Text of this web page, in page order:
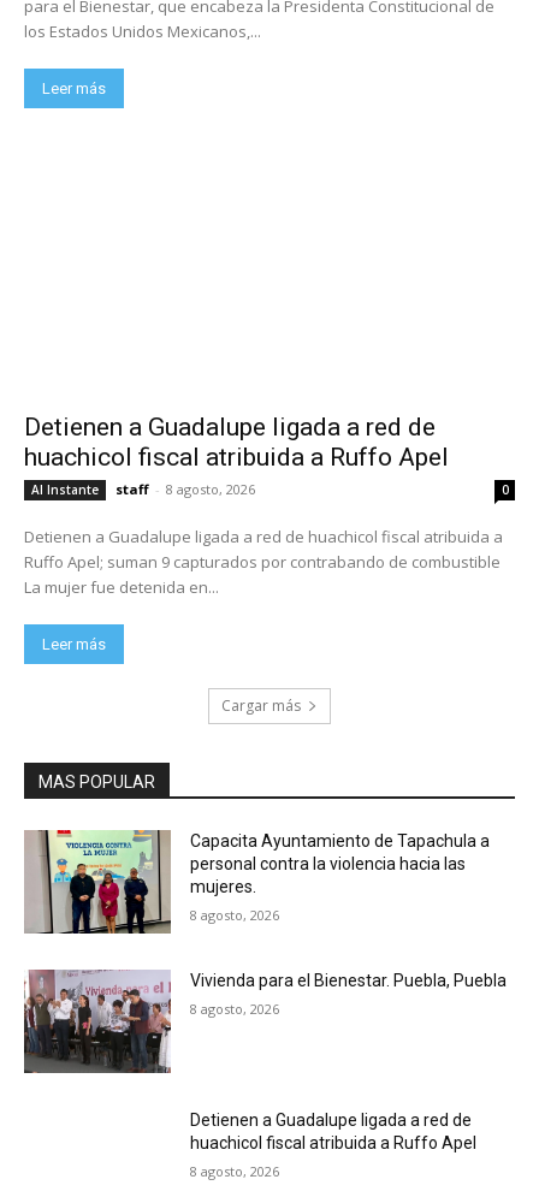
para el Bienestar, que encabeza la Presidenta Constitucional de
los Estados Unidos Mexicanos,...
Leer más
Detienen a Guadalupe ligada a red de
huachicol fiscal atribuida a Ruffo Apel
Al Instante staff - 8 agosto, 2026 0
Detienen a Guadalupe ligada a red de huachicol fiscal atribuida a
Ruffo Apel; suman 9 capturados por contrabando de combustible
La mujer fue detenida en...
Leer más
Cargar más
MAS POPULAR
Capacita Ayuntamiento de Tapachula a
personal contra la violencia hacia las
mujeres.
8 agosto, 2026
Vivienda para el Bienestar. Puebla, Puebla
8 agosto, 2026
Detienen a Guadalupe ligada a red de
huachicol fiscal atribuida a Ruffo Apel
8 agosto, 2026